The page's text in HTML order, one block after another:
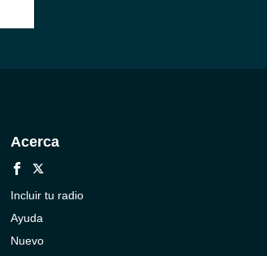
Acerca
Incluir tu radio
Ayuda
Nuevo